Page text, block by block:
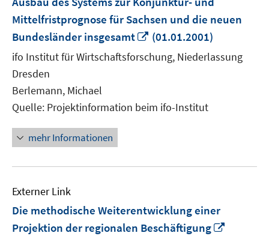
Mittelfristprognose für Sachsen und die neuen
Bundesländer insgesamt
In
neuem
Fenster
(01.01.2001)
ifo Institut für Wirtschaftsforschung, Niederlassung
Dresden
Berlemann, Michael
Quelle: Projektinformation beim ifo-Institut
mehr Informationen
Externer Link
Die methodische Weiterentwicklung einer
Projektion der regionalen Beschäftigung